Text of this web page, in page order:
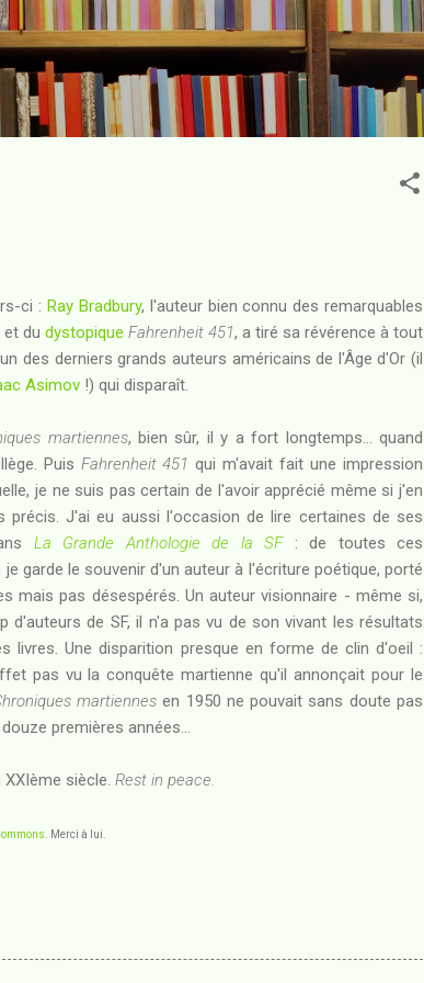
principal
ci :Ray Bradbury, l'auteur bien connu des remarquables
et du dystopique Fahrenheit 451, a tiré sa révérence à tout
des derniers grands auteurs américains de l'Âge d'Or (il
Asimov !) qui disparaît.
martiennes, bien sûr, il y a fort longtemps... quand
Puis Fahrenheit 451 qui m'avait fait une impression
je ne suis pas certain de l'avoir apprécié même si j'en
précis. J'ai eu aussi l'occasion de lire certaines de ses
La Grande Anthologie de la SF: de toutes ces
je garde le souvenir d'un auteur à l'écriture poétique, porté
mais pas désespérés. Un auteur visionnaire - même si,
d'auteurs de SF, il n'a pas vu de son vivant les résultats
livres. Une disparition presque en forme de clin d'oeil :
pas vu la conquête martienne qu'il annonçait pour le
martiennes en 1950 ne pouvait sans doute pas
premières années...
siècle. Rest in peace.
. Merci à lui.